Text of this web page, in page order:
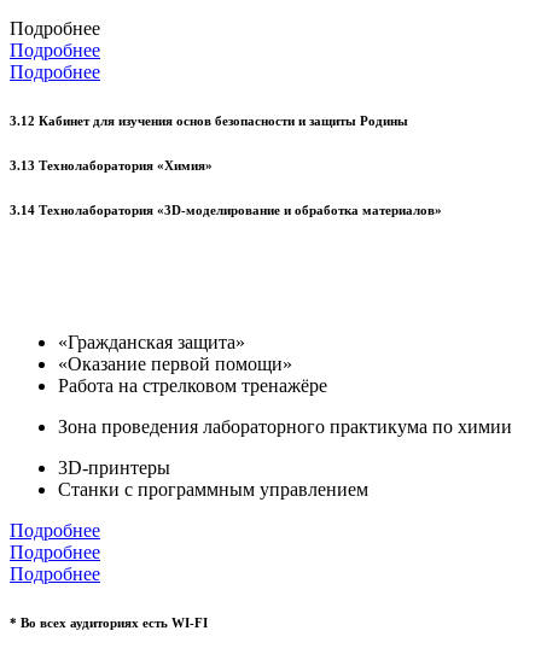
Подробнее
Подробнее
Подробнее
3.12 Кабинет для изучения основ безопасности и защиты Родины
3.13 Технолаборатория «Химия»
3.14 Технолаборатория «3D-моделирование и обработка материалов»
«Гражданская защита»
«Оказание первой помощи»
Работа на стрелковом тренажёре
Зона проведения лабораторного практикума по химии
3D-принтеры
Станки с программным управлением
Подробнее
Подробнее
Подробнее
* Во всех аудиториях есть WI-FI